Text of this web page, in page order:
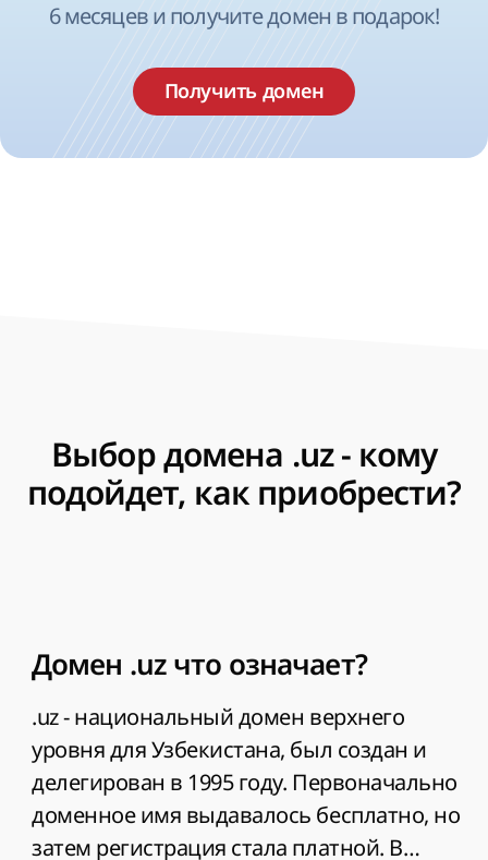
6 месяцев и получите домен в подарок!
Получить домен
Выбор домена .uz - кому
подойдет, как приобрести?
Домен .uz что означает?
.uz - национальный домен верхнего
уровня для Узбекистана, был создан и
делегирован в 1995 году. Первоначально
доменное имя выдавалось бесплатно, но
затем регистрация стала платной. В